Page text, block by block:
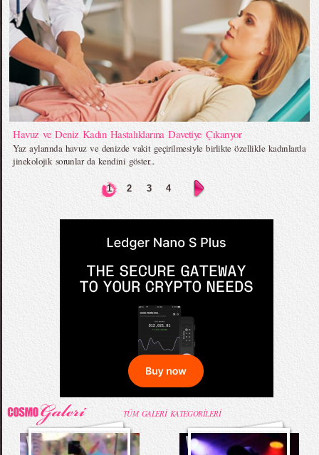
Havuz ve Deniz Kadın Hastalıklarına Davetiye Çıkarıyor
Yaz aylarında havuz ve denizde vakit geçirilmesiyle birlikte özellikle kadınlarda
jinekolojik sorunlar da kendini göster...
1 2 3 4
TÜM GALERİ KATEGORİLERİ